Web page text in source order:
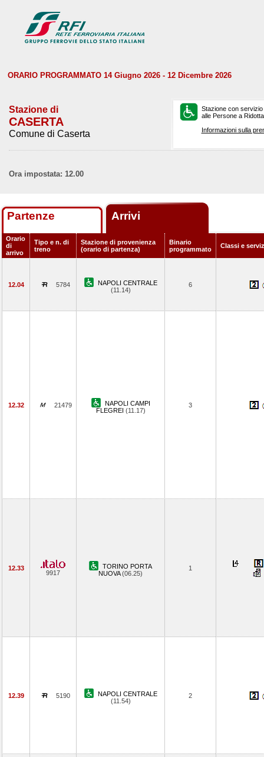
ORARIO PROGRAMMATO 14 Giugno 2026 - 12 Dicembre 2026
Stazione di
CASERTA
Comune di Caserta
Stazione con
alle Persone a
Informazioni sulla
Ora impostata: 12.00
Partenze Arrivi
Orario
di
arrivo
Tipo e n. di
treno
Stazione di provenienza
(orario di partenza)
Binario
programmato
Classi e
12.04 5784
NAPOLI CENTRALE
(11.14)
6
12.32 21479
NAPOLI CAMPI
FLEGREI (11.17)
3
12.33
9917
TORINO PORTA
NUOVA(06.25)
1
12.39 5190
NAPOLI CENTRALE
(11.54)
2